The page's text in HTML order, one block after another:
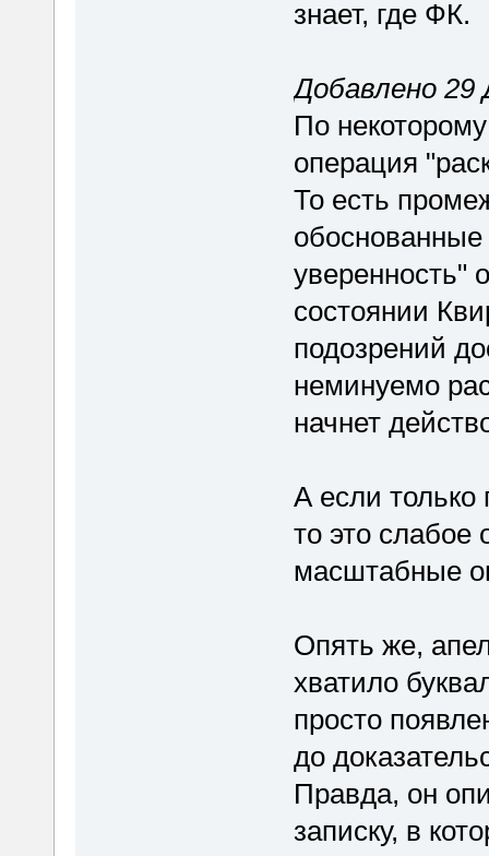
знает, где ФК.
Добавлено 29
По
операция
То есть
уверенность"
состоянии
подозрений
неминуемо
начнет
А если только
то это слабое
масштабные
Опять же,
хватило
просто
до
Правда, он
записку, в